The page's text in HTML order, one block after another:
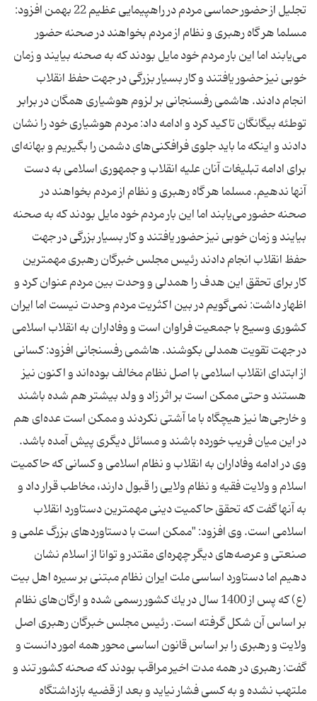
تجلیل از حضور حماسی مردم در راهپیمایی عظیم 22 بهمن افزود:
مسلما هر گاه رهبری و نظام از مردم بخواهند در صحنه حضور
می‌یابند اما این بار مردم خود مایل بودند كه به صحنه بیایند و زمان
خوبی نیز حضور یافتند و كار بسیار بزرگی در جهت حفظ انقلاب
انجام دادند. هاشمی رفسنجانی بر لزوم هوشیاری همگان در برابر
توطئه‌ بیگانگان تاكید كرد و ادامه داد: مردم هوشیاری‌ خود را نشان
دادند و اینكه ما باید جلوی فرافكنی‌های دشمن را بگیریم و بهانه‌ای
برای ادامه تبلیغات آنان علیه انقلاب و جمهوری اسلامی به دست
آنها ندهیم. مسلما هر گاه رهبری و نظام از مردم بخواهند در
صحنه حضور می‌یابند اما این بار مردم خود مایل بودند كه به صحنه
بیایند و زمان خوبی نیز حضور یافتند و كار بسیار بزرگی در جهت
حفظ انقلاب انجام دادند رئیس مجلس خبرگان رهبری مهمترین
كار برای تحقق این هدف را همدلی و وحدت بین مردم عنوان كرد و
اظهار داشت: نمی‌گویم در بین اكثریت مردم وحدت نیست اما ایران
كشوری وسیع با جمعیت فراوان است و وفاداران به انقلاب اسلامی
در جهت تقویت همدلی بكوشند. هاشمی رفسنجانی افزود: كسانی
از ابتدای انقلاب اسلامی با اصل نظام مخالف بوده‌اند و اكنون نیز
هستند و حتی ممكن است بر اثر زاد و ولد بیشتر هم شده باشند
و خارجی‌ها نیز هیچگاه با ما آشتی نكردند و ممكن است عده‌ای هم
در این میان فریب خورده باشند و مسائل دیگری پیش آمده باشد.
وی در ادامه وفاداران به انقلاب و نظام اسلامی و كسانی كه حاكمیت
اسلام و ولایت فقیه و نظام ولایی را قبول دارند، مخاطب قرار داد و
به آنها گفت كه تحقق حاكمیت دینی مهمترین دستاورد انقلاب
اسلامی است. وی افزود: "ممكن است با دستاوردهای بزرگ علمی و
صنعتی و عرصه‌های دیگر چهره‌ای مقتدر و توانا از اسلام نشان
دهیم اما دستاورد اساسی ملت ایران نظام مبتنی بر سیره اهل بیت
(ع) كه پس از 1400 سال در یك كشور رسمی شده و ارگان‌های نظام
بر اساس آن شكل گرفته است. رئیس مجلس خبرگان رهبری اصل
ولایت و رهبری را بر اساس قانون اساسی محور همه امور دانست و
گفت: رهبری در همه مدت‌ اخیر مراقب بودند كه صحنه كشور تند و
ملتهب نشده و به كسی فشار نیاید و بعد از قضیه بازداشتگاه